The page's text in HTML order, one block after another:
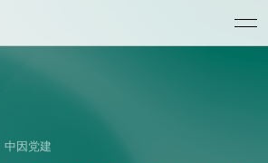
中因党建